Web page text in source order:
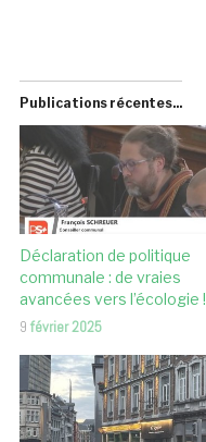
Publications récentes...
Déclaration de politique
communale : de vraies
avancées vers l’écologie !
9 février 2025